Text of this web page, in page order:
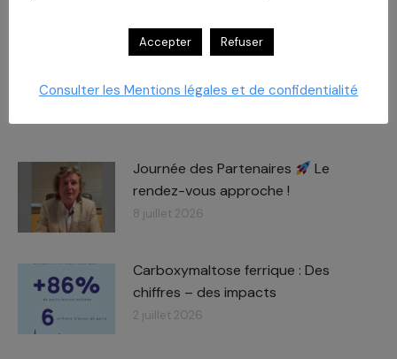
contact-bio@cahpp.fr
Journée des Partenaires
Le
rendez-vous approche !
8 juillet 2026
Carboxymaltose ferrique : Des
chiffres – des impacts​
2 juillet 2026
Accepter Refuser
Consulter les Mentions légales et de confidentialité